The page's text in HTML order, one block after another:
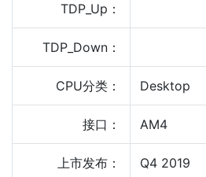
TDP_Up：
TDP_Down：
CPU分类： Desktop
接口： AM4
上市发布： Q4 2019